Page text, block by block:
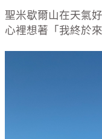
聖米歇爾山在天氣
心裡想著「我終於